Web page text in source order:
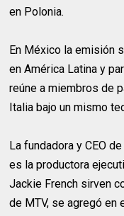
en Polonia.
En México la emisión
en América Latina y
reúne a miembros de
Italia bajo un mismo
La fundadora y CEO
es la productora
Jackie French sirven
de MTV, se agregó en